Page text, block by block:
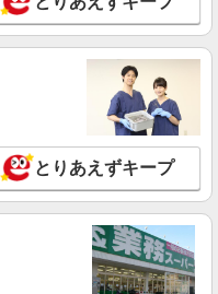
とりあえずキープ